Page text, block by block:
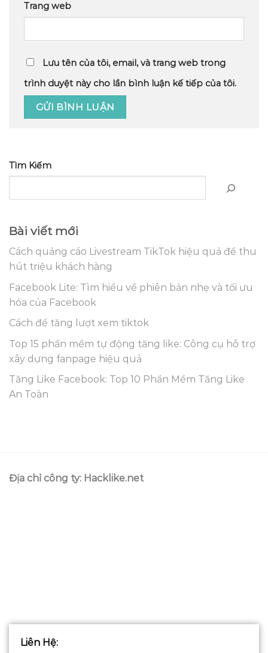
Trang web
Lưu tên của tôi, email, và trang web trong
trình duyệt này cho lần bình luận kế tiếp của tôi.
Tìm Kiếm
Bài viết mới
Cách quảng cáo Livestream TikTok hiệu quả để thu
hút triệu khách hàng
Facebook Lite: Tìm hiểu về phiên bản nhẹ và tối ưu
hóa của Facebook
Cách để tăng lượt xem tiktok
Top 15 phần mềm tự động tăng like: Công cụ hỗ trợ
xây dựng fanpage hiệu quả
Tăng Like Facebook: Top 10 Phần Mềm Tăng Like
An Toàn
Địa chỉ công ty: Hacklike.net
Liên Hệ: